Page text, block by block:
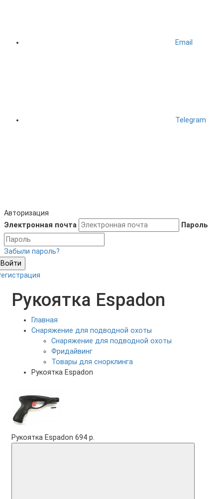
Email
Telegram
Авторизация
Электронная почта
Пароль
Забыли пароль?
Войти
Рукоятка Espadon
Главная
Снаряжение для подводной охоты
Снаряжение для подводной охоты
Фридайвинг
Товары для снорклинга
Рукоятка Espadon
Рукоятка Espadon 694 р.